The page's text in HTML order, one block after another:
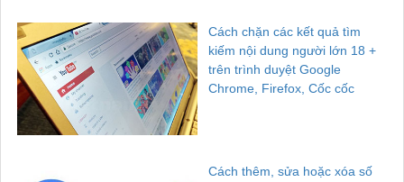
Cách chặn các kết quả tìm
kiếm nội dung người lớn 18 +
trên trình duyệt Google
Chrome, Firefox, Cốc cốc
Cách thêm, sửa hoặc xóa số